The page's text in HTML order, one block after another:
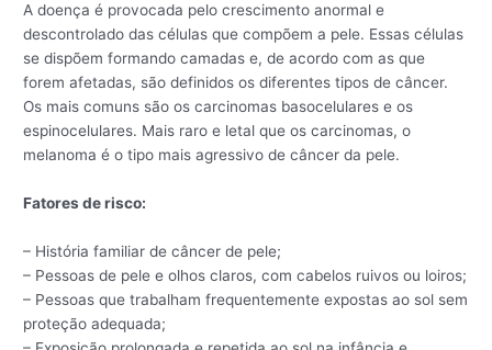
A doença é provocada pelo crescimento anormal e
descontrolado das células que compõem a pele. Essas células
se dispõem formando camadas e, de acordo com as que
forem afetadas, são definidos os diferentes tipos de câncer.
Os mais comuns são os carcinomas basocelulares e os
espinocelulares. Mais raro e letal que os carcinomas, o
melanoma é o tipo mais agressivo de câncer da pele.
Fatores de risco:
– História familiar de câncer de pele;
– Pessoas de pele e olhos claros, com cabelos ruivos ou loiros;
– Pessoas que trabalham frequentemente expostas ao sol sem
proteção adequada;